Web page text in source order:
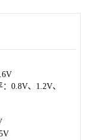
有效防止破坏性的
宽设备、宽带通信
整性和传输速度有
20 封装，具有良
其工作温度范围为
0.8V、1.2V、